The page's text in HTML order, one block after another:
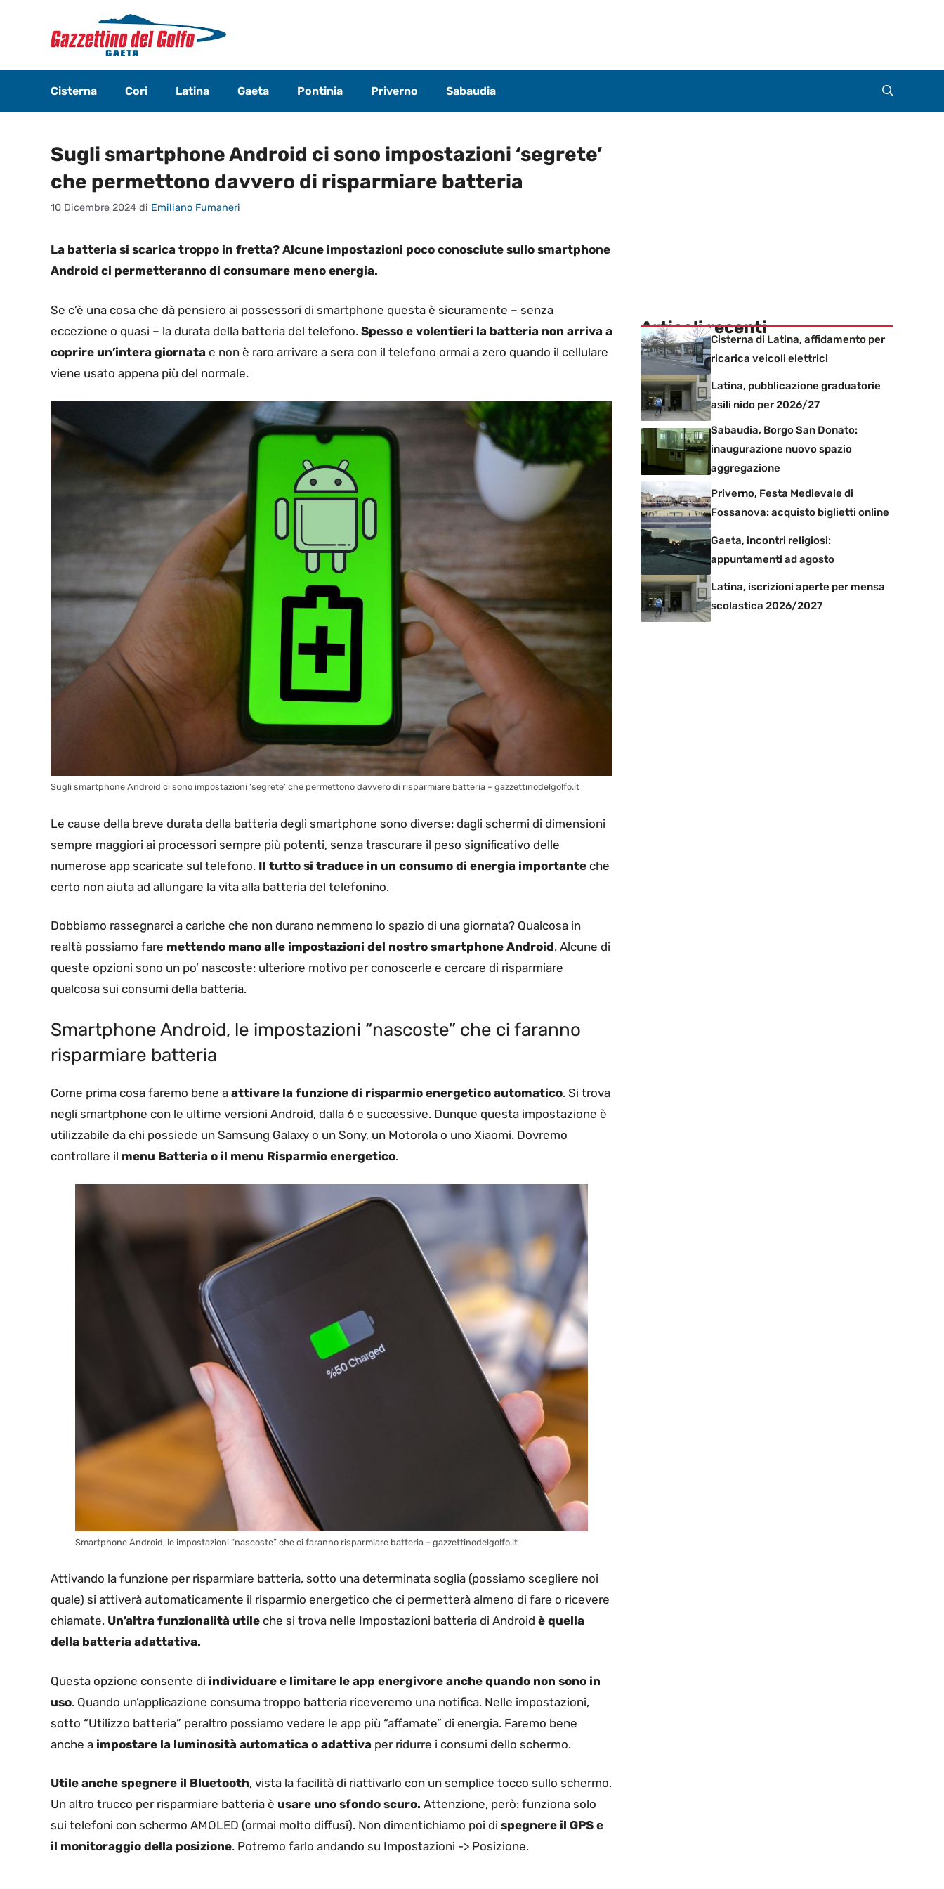
contenuto
Cisterna Cori Latina Gaeta Pontinia Priverno Sabaudia
Sugli smartphone Android ci sono impostazioni ‘segrete’
che permettono davvero di risparmiare batteria
10 Dicembre 2024 di Emiliano Fumaneri
La batteria si scarica troppo in fretta? Alcune impostazioni poco conosciute sullo smartphone
Android ci permetteranno di consumare meno energia.
Se c’è una cosa che dà pensiero ai possessori di smartphone questa è sicuramente – senza
eccezione o quasi – la durata della batteria del telefono. Spesso e volentieri la batteria non arriva a
coprire un’intera giornata e non è raro arrivare a sera con il telefono ormai a zero quando il cellulare
viene usato appena più del normale.
Sugli smartphone Android ci sono impostazioni ‘segrete’ che permettono davvero di risparmiare batteria – gazzettinodelgolfo.it
Le cause della breve durata della batteria degli smartphone sono diverse: dagli schermi di dimensioni
sempre maggiori ai processori sempre più potenti, senza trascurare il peso significativo delle
numerose app scaricate sul telefono. Il tutto si traduce in un consumo di energia importante che
certo non aiuta ad allungare la vita alla batteria del telefonino.
Dobbiamo rassegnarci a cariche che non durano nemmeno lo spazio di una giornata? Qualcosa in
realtà possiamo fare mettendo mano alle impostazioni del nostro smartphone Android. Alcune di
queste opzioni sono un po’ nascoste: ulteriore motivo per conoscerle e cercare di risparmiare
qualcosa sui consumi della batteria.
Smartphone Android, le impostazioni “nascoste” che ci faranno
risparmiare batteria
Come prima cosa faremo bene a attivare la funzione di risparmio energetico automatico. Si trova
negli smartphone con le ultime versioni Android, dalla 6 e successive. Dunque questa impostazione è
utilizzabile da chi possiede un Samsung Galaxy o un Sony, un Motorola o uno Xiaomi. Dovremo
controllare il menu Batteria o il menu Risparmio energetico.
Smartphone Android, le impostazioni “nascoste” che ci faranno risparmiare batteria – gazzettinodelgolfo.it
Attivando la funzione per risparmiare batteria, sotto una determinata soglia (possiamo scegliere noi
quale) si attiverà automaticamente il risparmio energetico che ci permetterà almeno di fare o ricevere
chiamate. Un’altra funzionalità utile che si trova nelle Impostazioni batteria di Android è quella
della batteria adattativa.
Questa opzione consente di individuare e limitare le app energivore anche quando non sono in
uso. Quando un’applicazione consuma troppo batteria riceveremo una notifica. Nelle impostazioni,
sotto “Utilizzo batteria” peraltro possiamo vedere le app più “affamate” di energia. Faremo bene
anche a impostare la luminosità automatica o adattiva per ridurre i consumi dello schermo.
Utile anche spegnere il Bluetooth, vista la facilità di riattivarlo con un semplice tocco sullo schermo.
Un altro trucco per risparmiare batteria è usare uno sfondo scuro. Attenzione, però: funziona solo
sui telefoni con schermo AMOLED (ormai molto diffusi). Non dimentichiamo poi di spegnere il GPS e
il monitoraggio della posizione. Potremo farlo andando su Impostazioni -> Posizione.
Articoli recenti
Cisterna di Latina, affidamento per
ricarica veicoli elettrici
Latina, pubblicazione graduatorie
asili nido per 2026/27
Sabaudia, Borgo San Donato:
inaugurazione nuovo spazio
aggregazione
Priverno, Festa Medievale di
Fossanova: acquisto biglietti online
Gaeta, incontri religiosi:
appuntamenti ad agosto
Latina, iscrizioni aperte per mensa
scolastica 2026/2027